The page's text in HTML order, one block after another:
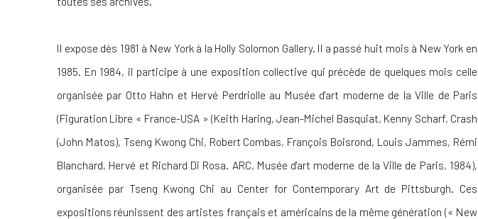
Il expose dès 1981 à New York à la Holly Solomon Gallery. Il a passé huit mois à New York en
1985. En 1984, il participe à une exposition collective qui précède de quelques mois celle
organisée par Otto Hahn et Hervé Perdriolle au Musée d'art moderne de la Ville de Paris
(Figuration Libre « France-USA » (Keith Haring, Jean-Michel Basquiat, Kenny Scharf, Crash
(John Matos), Tseng Kwong Chi, Robert Combas, François Boisrond, Louis Jammes, Rémi
Blanchard, Hervé et Richard Di Rosa. ARC, Musée d'art moderne de la Ville de Paris, 1984),
organisée par Tseng Kwong Chi au Center for Contemporary Art de Pittsburgh. Ces
expositions réunissent des artistes français et américains de la même génération (« New